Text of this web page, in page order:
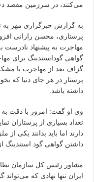
می‌کنند، در سرزمین مقصد
به گزارش خبرگزاری مهر به
پرستاری، محسن رازانی
مهاجرت به پیشنهاد نادرست
گواهی گوداستندینگ برای
گزاف بعد از مهاجرت با
پرستار در هر جای دنیا که
داشته باشد.
وی او گفت: امروز با دقت
تعداد بسیاری از پرستاران
دارند اما باید بدانند یکی
داشتن گواهی گود استندینگ
مشاور رئیس کل سازمان
ایران تنها نهادی که